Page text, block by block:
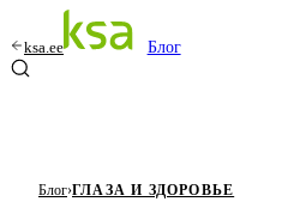
ksa.ee Блог
Блог›ГЛАЗА И ЗДОРОВЬЕ